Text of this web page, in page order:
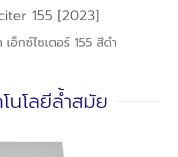
155 [2023]
เอ็กซ์ไซเตอร์ 155 สีดำ
นโลยีล้ำสมัย